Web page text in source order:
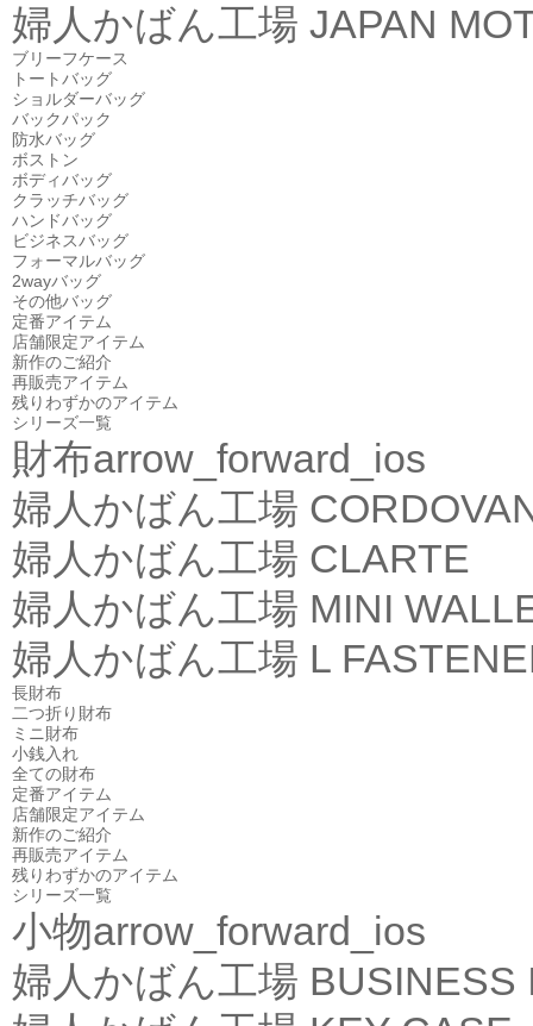
婦人かばん工場 JAPAN
ブリーフケース
トートバッグ
ショルダーバッグ
バックパック
防水バッグ
ボストン
ボディバッグ
クラッチバッグ
ハンドバッグ
ビジネスバッグ
フォーマルバッグ
2wayバッグ
その他バッグ
定番アイテム
店舗限定アイテム
新作のご紹介
再販売アイテム
残りわずかのアイテム
シリーズ一覧
財布arrow_forward_ios
婦人かばん工場
婦人かばん工場 CLARTE
婦人かばん工場 MINI
婦人かばん工場 L
長財布
二つ折り財布
ミニ財布
小銭入れ
全ての財布
定番アイテム
店舗限定アイテム
新作のご紹介
再販売アイテム
残りわずかのアイテム
シリーズ一覧
小物arrow_forward_ios
婦人かばん工場 BUSINESS